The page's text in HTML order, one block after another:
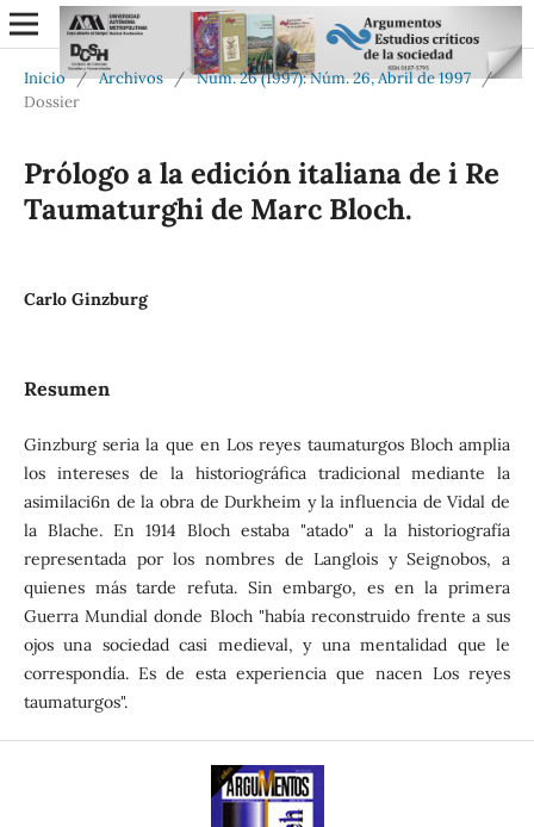
Inicio / Archivos / Núm. 26 (1997): Núm. 26, Abril de 1997 /
Dossier
Prólogo a la edición italiana de i Re
Taumaturghi de Marc Bloch.
Carlo Ginzburg
Resumen
Ginzburg seria la que en Los reyes taumaturgos Bloch amplia
los intereses de la historiográfica tradicional mediante la
asimilaci6n de la obra de Durkheim y la influencia de Vidal de
la Blache. En 1914 Bloch estaba "atado" a la historiografía
representada por los nombres de Langlois y Seignobos, a
quienes más tarde refuta. Sin embargo, es en la primera
Guerra Mundial donde Bloch "había reconstruido frente a sus
ojos una sociedad casi medieval, y una mentalidad que le
correspondía. Es de esta experiencia que nacen Los reyes
taumaturgos".